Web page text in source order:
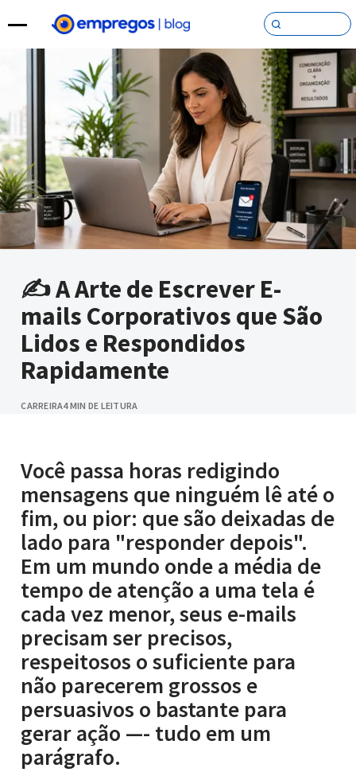
Pular para o conteúdo
✍️ A Arte de Escrever E-
mails Corporativos que São
Lidos e Respondidos
Rapidamente
CARREIRA4 MIN DE LEITURA
Você passa horas redigindo
mensagens que ninguém lê até o
fim, ou pior: que são deixadas de
lado para "responder depois".
Em um mundo onde a média de
tempo de atenção a uma tela é
cada vez menor, seus e-mails
precisam ser precisos,
respeitosos o suficiente para
não parecerem grossos e
persuasivos o bastante para
gerar ação —- tudo em um
parágrafo.